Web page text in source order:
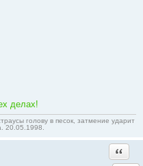
делах!
голову в песок, затмение ударит
20.05.1998.